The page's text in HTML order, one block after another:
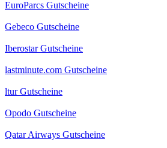
EuroParcs Gutscheine
Gebeco Gutscheine
Iberostar Gutscheine
lastminute.com Gutscheine
ltur Gutscheine
Opodo Gutscheine
Qatar Airways Gutscheine